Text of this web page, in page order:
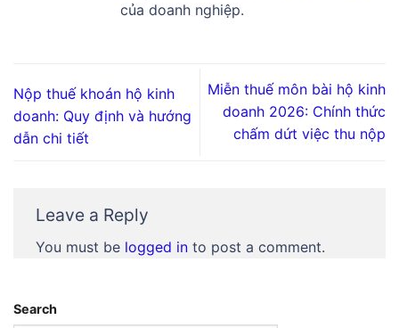
của doanh nghiệp.
Nộp thuế khoán hộ kinh
doanh: Quy định và hướng
dẫn chi tiết
Miễn thuế môn bài hộ kinh
doanh 2026: Chính thức
chấm dứt việc thu nộp
Leave a Reply
You must be logged in to post a comment.
Search